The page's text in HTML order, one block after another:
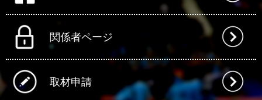
関係者ページ
取材申請